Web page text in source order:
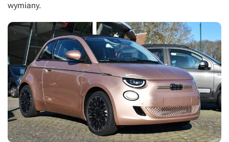
wymiany.